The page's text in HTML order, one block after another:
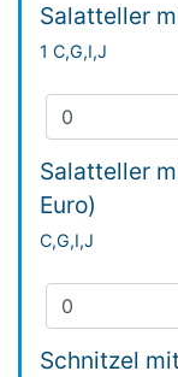
Salatteller
1 C,G,I,J
Salatteller
Euro)
C,G,I,J
Schnitzel